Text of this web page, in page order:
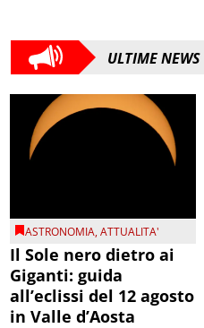
ULTIME NEWS
ASTRONOMIA,ATTUALITA'
Il Sole nero dietro ai
Giganti: guida
all’eclissi del 12 agosto
in Valle d’Aosta